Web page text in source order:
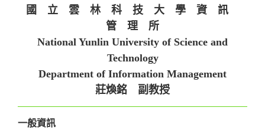
國 立 雲 林 科 技 大 學 資 訊
管 理 所
National Yunlin University of Science and
Technology
Department of Information Management
莊煥銘 副教授
一般資訊